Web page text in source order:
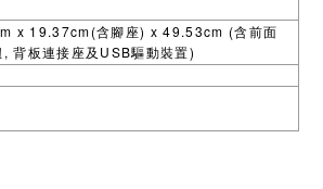
x 19.37cm(含腳座) x 49.53cm (含前面
,背板連接座及 USB驅動裝置)